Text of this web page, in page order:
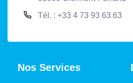
Tél. : +33 4 73 93 63 63
Nos Services